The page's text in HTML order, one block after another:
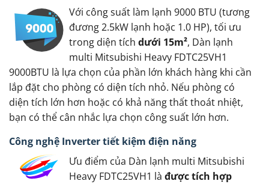
Với công suất làm lạnh 9000 BTU (tương
đương 2.5kW lạnh hoặc 1.0 HP), tối ưu
trong diện tích dưới 15m², Dàn lạnh
multi Mitsubishi Heavy FDTC25VH1
9000BTU là lựa chọn của phần lớn khách hàng khi cần
lắp đặt cho phòng có diện tích nhỏ. Nếu phòng có
diện tích lớn hơn hoặc có khả năng thất thoát nhiệt,
bạn có thể cân nhắc lựa chọn công suất lớn hơn.
Công nghệ Inverter tiết kiệm điện năng
Ưu điểm của Dàn lạnh multi Mitsubishi
Heavy FDTC25VH1 là được tích hợp